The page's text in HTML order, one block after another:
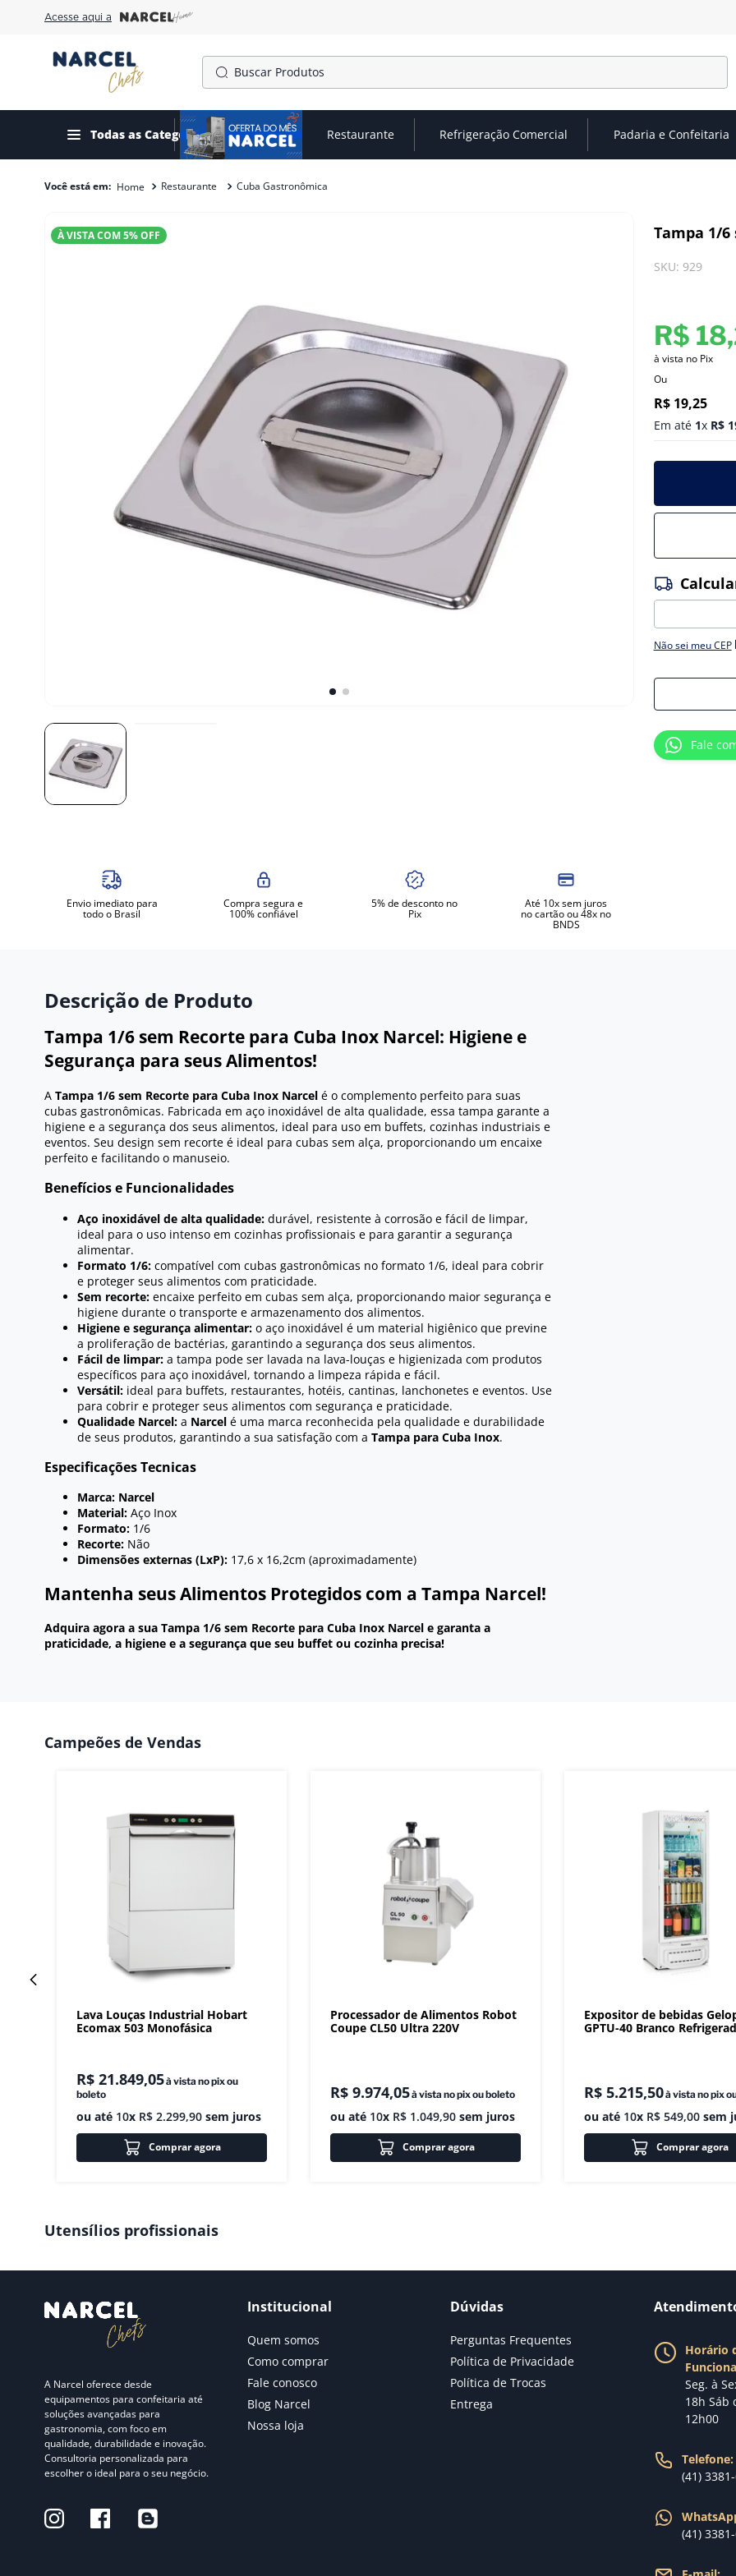
Acesse aqui a
Buscar Produtos
Todas as CategoriasOfertas do mês Restaurante Refrigeração Comercial Padaria e Confeitaria
Restaurante Cuba Gastronômica
À VISTA COM5% OFF
Envio imediato para
todo o Brasil
Compra segura e
100% confiável
5% de desconto no
Pix
Até 10x sem juros
no cartão ou 48x no
BNDS
Tampa 1/
SKU: 929
R$ 18,
à vista no Pix
Ou
R$ 19,25
Em até 1x R$
Não sei meu CEP
Fale
Descrição de Produto
Tampa 1/6 sem Recorte para Cuba Inox Narcel: Higiene e
Segurança para seus Alimentos!
A Tampa 1/6 sem Recorte para Cuba Inox Narcel é o complemento perfeito para suas
cubas gastronômicas. Fabricada em aço inoxidável de alta qualidade, essa tampa garante a
higiene e a segurança dos seus alimentos, ideal para uso em buffets, cozinhas industriais e
eventos. Seu design sem recorte é ideal para cubas sem alça, proporcionando um encaixe
perfeito e facilitando o manuseio.
Benefícios e Funcionalidades
Aço inoxidável de alta qualidade: durável, resistente à corrosão e fácil de limpar,
ideal para o uso intenso em cozinhas profissionais e para garantir a segurança
alimentar.
Formato 1/6: compatível com cubas gastronômicas no formato 1/6, ideal para cobrir
e proteger seus alimentos com praticidade.
Sem recorte: encaixe perfeito em cubas sem alça, proporcionando maior segurança e
higiene durante o transporte e armazenamento dos alimentos.
Higiene e segurança alimentar: o aço inoxidável é um material higiênico que previne
a proliferação de bactérias, garantindo a segurança dos seus alimentos.
Fácil de limpar: a tampa pode ser lavada na lava-louças e higienizada com produtos
específicos para aço inoxidável, tornando a limpeza rápida e fácil.
Versátil: ideal para buffets, restaurantes, hotéis, cantinas, lanchonetes e eventos. Use
para cobrir e proteger seus alimentos com segurança e praticidade.
Qualidade Narcel: a Narcel é uma marca reconhecida pela qualidade e durabilidade
de seus produtos, garantindo a sua satisfação com a Tampa para Cuba Inox.
Especificações Tecnicas
Marca: Narcel
Material: Aço Inox
Formato: 1/6
Recorte: Não
Dimensões externas (LxP): 17,6 x 16,2cm (aproximadamente)
Mantenha seus Alimentos Protegidos com a Tampa Narcel!
Adquira agora a sua Tampa 1/6 sem Recorte para Cuba Inox Narcel e garanta a
praticidade, a higiene e a segurança que seu buffet ou cozinha precisa!
Campeões de Vendas
Lava Louças Industrial Hobart
Ecomax 503 Monofásica
R$ 21.849,05à vista no pix ou
boleto
ou até 10x R$ 2.299,90sem juros
Comprar agora
Processador de Alimentos Robot
Coupe CL50 Ultra 220V
R$ 9.974,05à vista no pix ou boleto
ou até 10x R$ 1.049,90sem juros
Comprar agora
Expositor de bebidas
GPTU-40 Branco
R$ 5.215,50à vista no pix
ou até 10x R$ 549,00sem
Comprar agora
Utensílios profissionais
A Narcel oferece desde
equipamentos para confeitaria até
soluções avançadas para
gastronomia, com foco em
qualidade, durabilidade e inovação.
Consultoria personalizada para
escolher o ideal para o seu negócio.
Institucional
Quem somos
Como comprar
Fale conosco
Blog Narcel
Nossa loja
Dúvidas
Perguntas Frequentes
Política de Privacidade
Política de Trocas
Entrega
Horário
Seg. à
18h Sáb
12h00
Telefone:
(41)
(41)
1º
cafeteira
2º
fogão
3º
forno
moedor
gelopar
fritadeira
10
robot coupe